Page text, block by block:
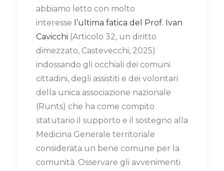
abbiamo letto con molto
interesse l’ultima fatica del Prof. Ivan
Cavicchi (Articolo 32, un diritto
dimezzato, Castevecchi, 2025)
indossando gli occhiali dei comuni
cittadini, degli assistiti e dei volontari
della unica associazione nazionale
(Runts) che ha come compito
statutario il supporto e il sostegno alla
Medicina Generale territoriale
considerata un bene comune per la
comunità. Osservare gli avvenimenti